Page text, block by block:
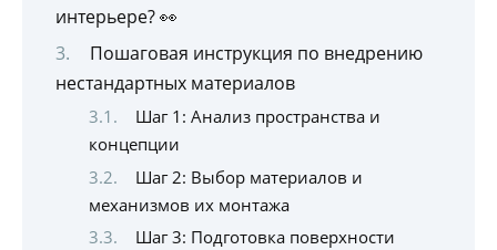
интерьере? 👀
Пошаговая инструкция по внедрению
нестандартных материалов
Шаг 1: Анализ пространства и
концепции
Шаг 2: Выбор материалов и
механизмов их монтажа
Шаг 3: Подготовка поверхности